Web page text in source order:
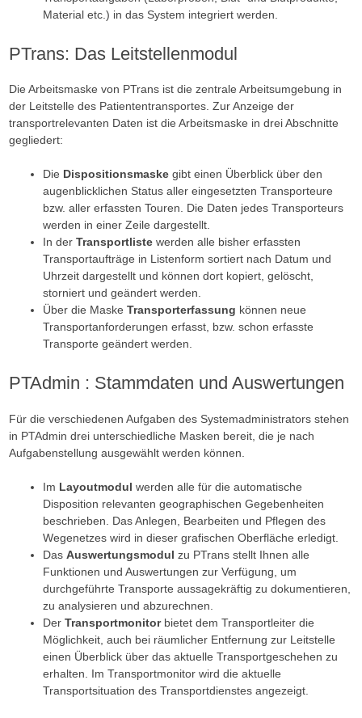
Material etc.) in das System integriert werden.
PTrans: Das Leitstellenmodul
Die Arbeitsmaske von PTrans ist die zentrale Arbeitsumgebung in
der Leitstelle des Patiententransportes. Zur Anzeige der
transportrelevanten Daten ist die Arbeitsmaske in drei Abschnitte
gegliedert:
Die Dispositionsmaske gibt einen Überblick über den
augenblicklichen Status aller eingesetzten Transporteure
bzw. aller erfassten Touren. Die Daten jedes Transporteurs
werden in einer Zeile dargestellt.
In derTransportliste werden alle bisher erfassten
Transportaufträge in Listenform sortiert nach Datum und
Uhrzeit dargestellt und können dort kopiert, gelöscht,
storniert und geändert werden.
Über die MaskeTransporterfassung können neue
Transportanforderungen erfasst, bzw. schon erfasste
Transporte geändert werden.
PTAdmin : Stammdaten und Auswertungen
Für die verschiedenen Aufgaben des Systemadministrators stehen
in PTAdmin drei unterschiedliche Masken bereit, die je nach
Aufgabenstellung ausgewählt werden können.
Im Layoutmodul werden alle für die automatische
Disposition relevanten geographischen Gegebenheiten
beschrieben. Das Anlegen, Bearbeiten und Pflegen des
Wegenetzes wird in dieser grafischen Oberfläche erledigt.
DasAuswertungsmodul zu PTrans stellt Ihnen alle
Funktionen und Auswertungen zur Verfügung, um
durchgeführte Transporte aussagekräftig zu dokumentieren,
zu analysieren und abzurechnen.
DerTransportmonitorbietet dem Transportleiter die
Möglichkeit, auch bei räumlicher Entfernung zur Leitstelle
einen Überblick über das aktuelle Transportgeschehen zu
erhalten. Im Transportmonitor wird die aktuelle
Transportsituation des Transportdienstes angezeigt.